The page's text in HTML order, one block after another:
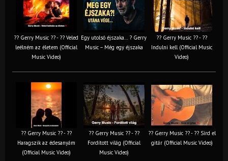
?? Gerry Music ?? - ?? Veled
leélném az életem (Official
Music Video)
Egy utolsó éjszaka… ? Gerry
Music – Még egy éjszaka
?? Gerry Music ?? - ??
Indulni kell (Official Music
Video)
?? Gerry Music ?? - ??
Haragszik az édesanyám
(Official Music Video)
?? Gerry Music ?? - ??
Fordított világ (Official
Music Video)
?? Gerry Music ?? - ?? Sírd el
gitár (Official Music Video)